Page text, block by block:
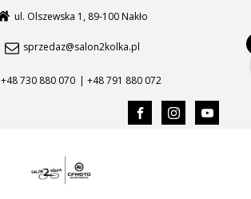
ul. Olszewska 1, 89-100 Nakło
sprzedaz@salon2kolka.pl
+48 730 880 070 | +48 791 880 072